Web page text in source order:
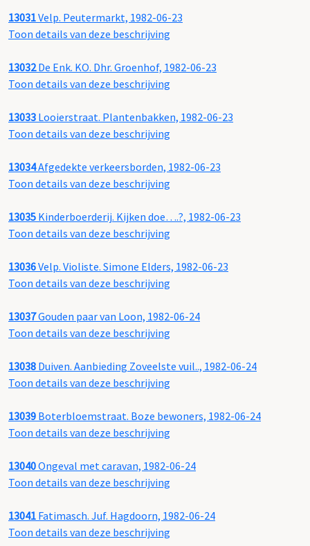
13031Velp. Peutermarkt, 1982-06-23
Toon details van deze beschrijving
13032De Enk. KO. Dhr. Groenhof, 1982-06-23
Toon details van deze beschrijving
13033 Looierstraat. Plantenbakken, 1982-06-23
Toon details van deze beschrijving
13034Afgedekte verkeersborden, 1982-06-23
Toon details van deze beschrijving
13035 Kinderboerderij. Kijken doe….?, 1982-06-23
Toon details van deze beschrijving
13036Velp. Violiste. Simone Elders, 1982-06-23
Toon details van deze beschrijving
13037Gouden paar van Loon, 1982-06-24
Toon details van deze beschrijving
13038 Duiven. Aanbieding Zoveelste vuil.., 1982-06-24
Toon details van deze beschrijving
13039 Boterbloemstraat. Boze bewoners, 1982-06-24
Toon details van deze beschrijving
13040Ongeval met caravan, 1982-06-24
Toon details van deze beschrijving
13041 Fatimasch. Juf. Hagdoorn, 1982-06-24
Toon details van deze beschrijving